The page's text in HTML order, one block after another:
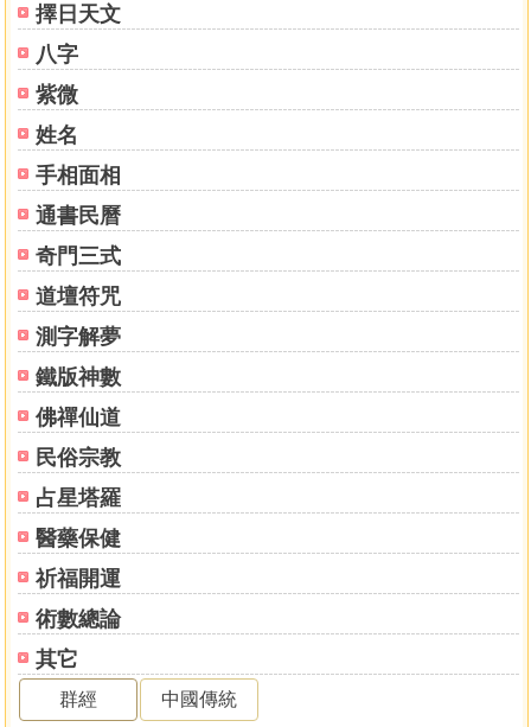
擇日天文
八字
紫微
姓名
手相面相
通書民曆
奇門三式
道壇符咒
測字解夢
鐵版神數
佛禪仙道
民俗宗教
占星塔羅
醫藥保健
祈福開運
術數總論
其它
群經 中國傳統